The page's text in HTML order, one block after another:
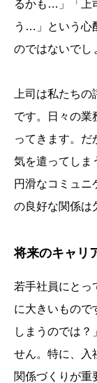
るかも…」「上
う…」という心
のではないでし
上司は私たちの
です。日々の業
ってきます。だ
気を遣ってしま
円滑なコミュニ
の良好な関係は
将来のキャリ
若手社員にとっ
に大きいもので
しまうのでは？
せん。特に、入
関係づくりが重